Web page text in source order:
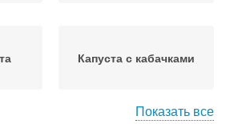
Капуста с кабачками
Показать все